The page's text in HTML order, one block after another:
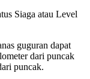
Siaga atau Level
guguran dapat
dari puncak
puncak.